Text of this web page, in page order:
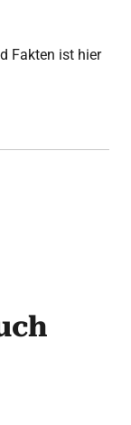
Fakten ist hier